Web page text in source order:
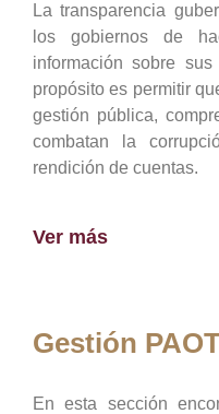
La transparencia
los gobiernos de
información sobre
propósito es permitir
gestión pública,
combatan la
rendición de cuentas.
Ver más
Gestión
En esta sección